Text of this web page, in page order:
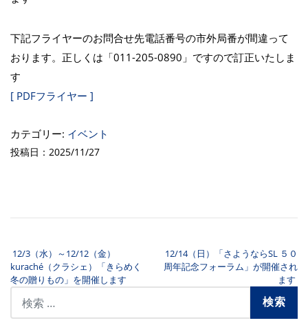
下記フライヤーのお問合せ先電話番号の市外局番が間違って
おります。正しくは「011-205-0890」ですので訂正いたしま
す
[ PDFフライヤー ]
カテゴリー: イベント
投稿日：2025/11/27
投稿ナビゲーション
12/3（水）～12/12（金）
kuraché（クラシェ）「きらめく
冬の贈りもの」を開催します
12/14（日）「さようならSL ５０
周年記念フォーラム」が開催され
ます